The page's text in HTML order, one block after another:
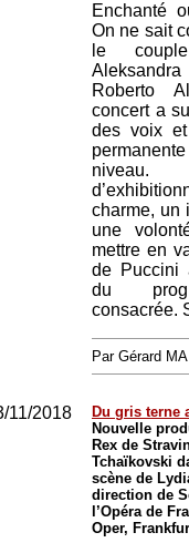
Enchanté
On ne sait
le
Roberto
concert a
des voix
charme, un
une
mettre en
de Puccini
du
consacrée.
Par Gérard
11/2018
Du gris terne
Nouvelle
Rex de
Tchaïkovski
scène de
direction de
l’Opéra de
Oper,